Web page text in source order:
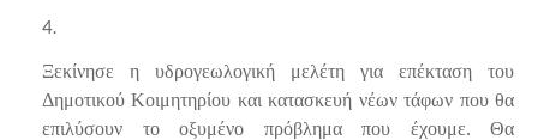
Ξεκίνησε η υδρογεωλογική μελέτη για επέκταση του
Δημοτικού Κοιμητηρίου και κατασκευή νέων τάφων που θα
επιλύσουν το οξυμένο πρόβλημα που έχουμε. Θα